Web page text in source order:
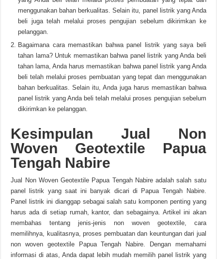
menggunakan bahan berkualitas. Selain itu, panel listrik yang Anda
beli juga telah melalui proses pengujian sebelum dikirimkan ke
pelanggan.
Bagaimana cara memastikan bahwa panel listrik yang saya beli
tahan lama? Untuk memastikan bahwa panel listrik yang Anda beli
tahan lama, Anda harus memastikan bahwa panel listrik yang Anda
beli telah melalui proses pembuatan yang tepat dan menggunakan
bahan berkualitas. Selain itu, Anda juga harus memastikan bahwa
panel listrik yang Anda beli telah melalui proses pengujian sebelum
dikirimkan ke pelanggan.
Kesimpulan Jual Non
Woven Geotextile Papua
Tengah Nabire
Jual Non Woven Geotextile Papua Tengah Nabire adalah salah satu
panel listrik yang saat ini banyak dicari di Papua Tengah Nabire.
Panel listrik ini dianggap sebagai salah satu komponen penting yang
harus ada di setiap rumah, kantor, dan sebagainya. Artikel ini akan
membahas tentang jenis-jenis non woven geotextile, cara
memilihnya, kualitasnya, proses pembuatan dan keuntungan dari jual
non woven geotextile Papua Tengah Nabire. Dengan memahami
informasi di atas, Anda dapat lebih mudah memilih panel listrik yang